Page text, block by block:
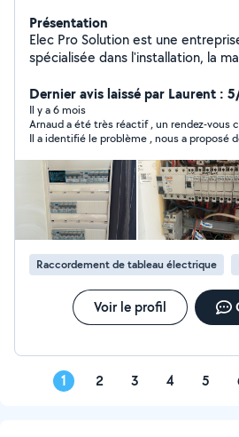
Présentation
Elec Pro Solution est une
spécialisée dans l'installation, la
entreprises. Basée à Marseille, je vous offre des
services de haute qualité, toujours
normes de sécurité. Premier rendez-vous et
déplacement gratuits, ainsi que
! J'interviens rapidement pour l'installation de bornes de
recharge, le dépannage
en électricité générale. Contactez-moi dès maintenant
pour un devis gratuit !
Dernier avis laissé par Laurent :
Il y a 6 mois
Arnaud a été très réactif , un rendez-vous
Il a identifié le problème , nous a proposé
Raccordement de tableau électrique
Voir le profil
1 2 3 4 5